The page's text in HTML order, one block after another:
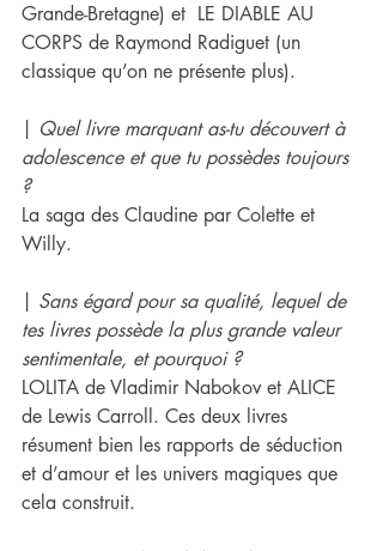
Grande-Bretagne) et  LE DIABLE AU
CORPS de Raymond Radiguet (un
classique qu’on ne présente plus).
Quel livre marquant as-tu découvert à
adolescence et que tu possèdes toujours
?
La saga des Claudine par Colette et
Willy.
Sans égard pour sa qualité, lequel de
tes livres possède la plus grande valeur
sentimentale, et pourquoi ?
LOLITA de Vladimir Nabokov et ALICE
de Lewis Carroll. Ces deux livres
résument bien les rapports de séduction
et d’amour et les univers magiques que
cela construit.